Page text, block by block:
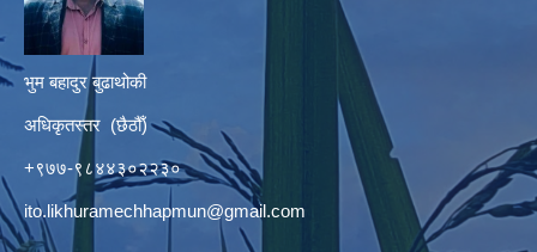
भुम बहादुर बुढाथोकी
अधिकृतस्तर (छैठौँ)
+९७७-९८४४३०२२३०
ito.likhuramechhapmun@gmail.com